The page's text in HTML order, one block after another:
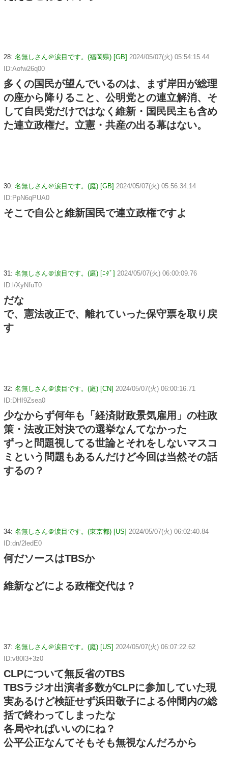
28: 名無しさん＠涙目です。(福岡県) [GB] 2024/05/07(火) 05:54:15.44
ID:Aofw26q00
多くの国民が望んでいるのは、まず岸田が総理
の座から降りること、公明党との連立解消、そ
して自民党だけではなく維新・国民民主も含め
た連立政権だ。立憲・共産の出る幕はない。
30: 名無しさん＠涙目です。(庭) [GB] 2024/05/07(火) 05:56:34.14
ID:PpN6qPUA0
そこで自公と維新国民で連立政権ですよ
31: 名無しさん＠涙目です。(庭) [ﾆﾀﾞ] 2024/05/07(火) 06:00:09.76
ID:l/XyNfuT0
だな
で、憲法改正で、離れていった保守票を取り戻
す
32: 名無しさん＠涙目です。(庭) [CN] 2024/05/07(火) 06:00:16.71
ID:DHI9Zsea0
少なからず何年も「経済財政景気雇用」の柱政
策・法改正対決での選挙なんてなかった
ずっと問題視してる世論とそれをしないマスコ
ミという問題もあるんだけど今回は当然その話
するの？
34: 名無しさん＠涙目です。(東京都) [US] 2024/05/07(火) 06:02:40.84
ID:dn/2ledE0
何だソースはTBSか
維新などによる政権交代は？
37: 名無しさん＠涙目です。(庭) [US] 2024/05/07(火) 06:07:22.62
ID:v80I3+3z0
CLPについて無反省のTBS
TBSラジオ出演者多数がCLPに参加していた現
実あるけど検証せず浜田敬子による仲間内の総
括で終わってしまったな
各局やればいいのにね？
公平公正なんてそもそも無視なんだろから